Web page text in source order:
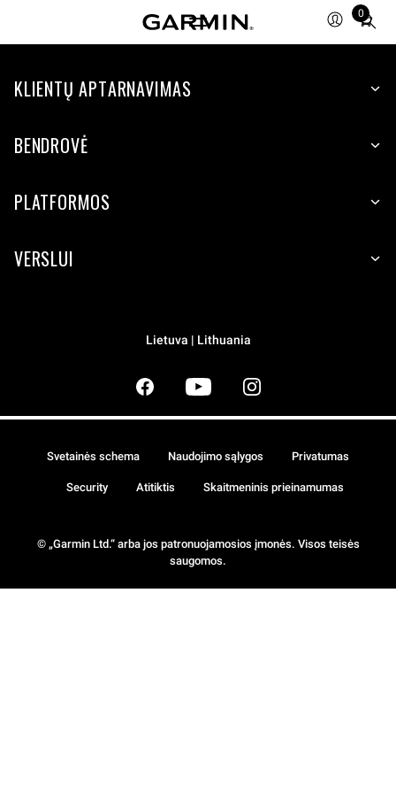
0
Total
items
cart:
KLIENTŲ APTARNAVIMAS
BENDROVĖ
PLATFORMOS
VERSLUI
Lietuva | Lithuania
© „Garmin Ltd.“ arba jos patronuojamosios įmonės. Visos teisės
saugomos.
Svetainės schema Naudojimo sąlygos Privatumas
Security Atitiktis Skaitmeninis prieinamumas